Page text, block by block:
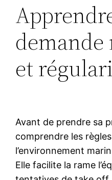
demande
et
Avant de prendre sa
comprendre les
l’environnement
Elle facilite la rame